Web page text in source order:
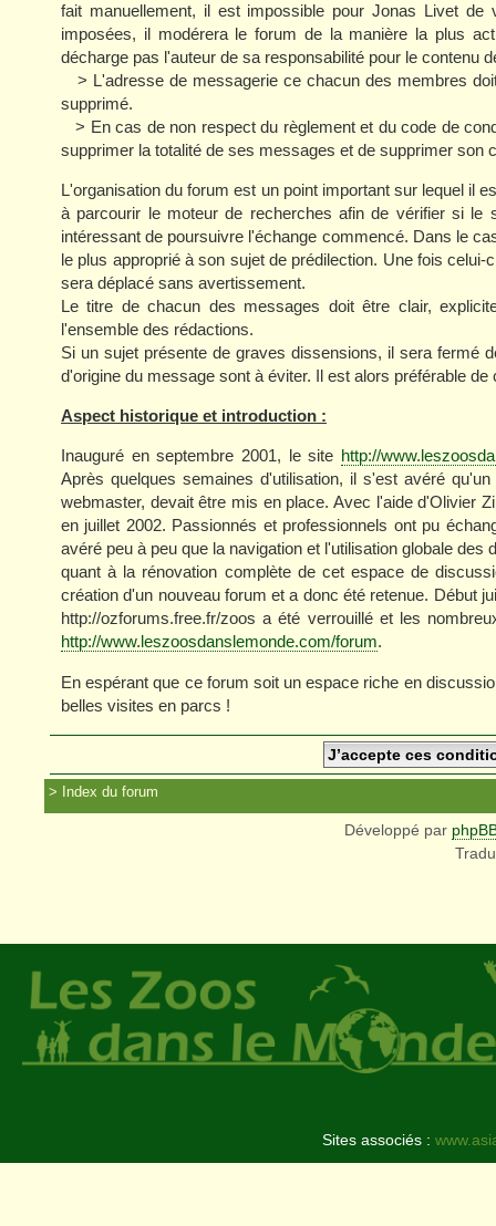
fait manuellement, il est impossible pour Jonas Livet
imposées, il modérera le forum de la manière la plus
décharge pas l'auteur de sa responsabilité pour le contenu
> L'adresse de messagerie ce chacun des membres
supprimé.
> En cas de non respect du règlement et du code de
supprimer la totalité de ses messages et de supprimer son
L'organisation du forum est un point important sur lequel il
à parcourir le moteur de recherches afin de vérifier si
intéressant de poursuivre l'échange commencé. Dans le
le plus approprié à son sujet de prédilection. Une fois
sera déplacé sans avertissement.
Le titre de chacun des messages doit être clair,
l'ensemble des rédactions.
Si un sujet présente de graves dissensions, il sera fermé
d'origine du message sont à éviter. Il est alors préférable
Aspect historique et introduction :
Inauguré en septembre 2001, le site http://
Après quelques semaines d'utilisation, il s'est avéré
webmaster, devait être mis en place. Avec l'aide d'Olivier
en juillet 2002. Passionnés et professionnels ont pu
avéré peu à peu que la navigation et l'utilisation globale
quant à la rénovation complète de cet espace de
création d'un nouveau forum et a donc été retenue. Début
http://ozforums.free.fr/zoos a été verrouillé et les
http://www.leszoosdanslemonde.com/forum.
En espérant que ce forum soit un espace riche en
belles visites en parcs !
Index du forum
Développé par
Sites associés :